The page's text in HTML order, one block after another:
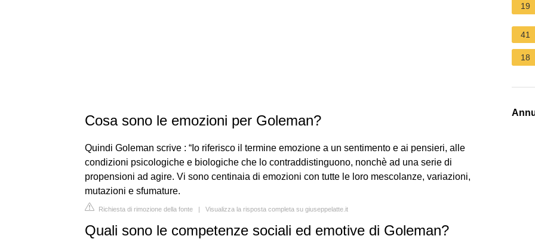
Cosa sono le emozioni per Goleman?
Quindi Goleman scrive : “Io riferisco il termine emozione a un sentimento e ai pensieri, alle
condizioni psicologiche e biologiche che lo contraddistinguono, nonchè ad una serie di
propensioni ad agire. Vi sono centinaia di emozioni con tutte le loro mescolanze, variazioni,
mutazioni e sfumature.
Richiesta di rimozione della fonte | Visualizza la risposta completa su giuseppelatte.it
Quali sono le competenze sociali ed emotive di Goleman?
19
41
18